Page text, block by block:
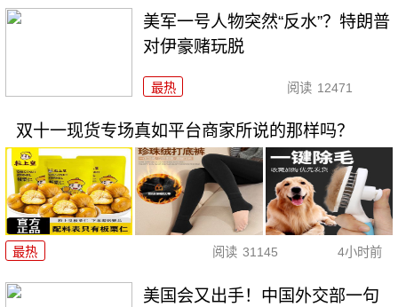
美军一号人物突然“反水”？特朗普
对伊豪赌玩脱
最热 阅读 12471
双十一现货专场真如平台商家所说的那样吗？
最热 阅读 31145 4小时前
美国会又出手！中国外交部一句